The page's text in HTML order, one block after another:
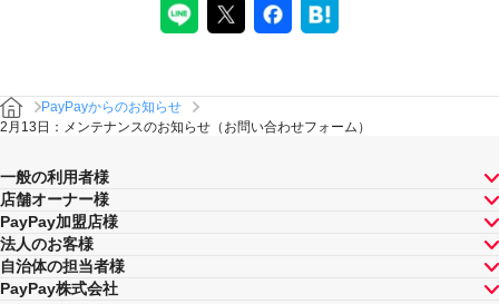
PayPayからのお知らせ
2月13日：メンテナンスのお知らせ（お問い合わせフォーム）
一般の利用者様
店舗オーナー様
PayPay加盟店様
法人のお客様
自治体の担当者様
PayPay株式会社